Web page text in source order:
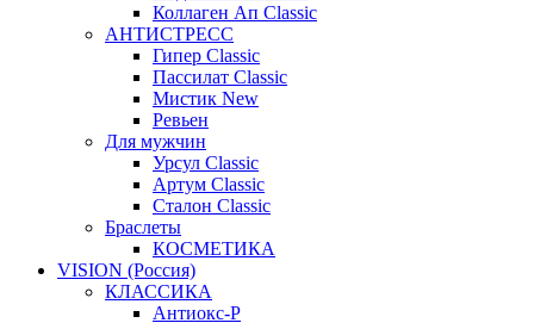
Коллаген Ап Classic
АНТИСТРЕСС
Гипер Classic
Пассилат Classic
Мистик New
Ревьен
Для мужчин
Урсул Classic
Артум Classic
Сталон Classic
Браслеты
КОСМЕТИКА
VISION (Россия)
КЛАССИКА
Антиокс-Р